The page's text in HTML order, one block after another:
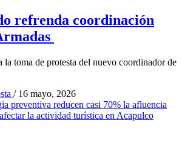
refrenda coordinación
toma de protesta del nuevo coordinador de
/ 16 mayo, 2026